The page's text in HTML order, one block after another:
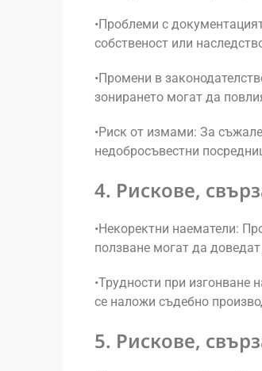
•Проблеми с
собственост или
•Промени в
зонирането могат да
•Риск от измами: За
недобросъвестни
4. Рискове,
•Некоректни наематели:
ползване могат да
•Трудности при изгонване
се наложи съдебно
5. Рискове,